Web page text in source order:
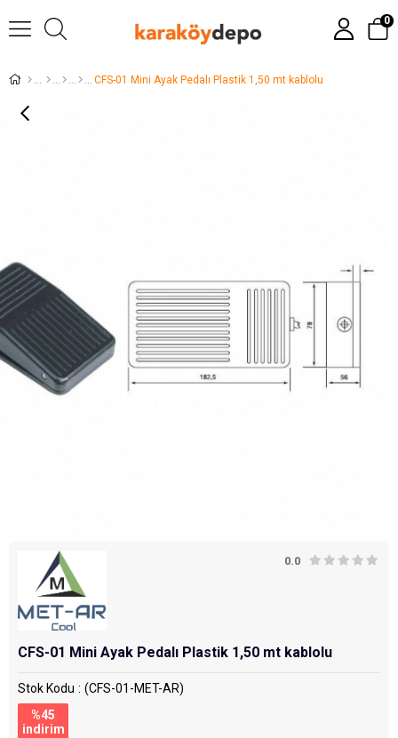
0
CFS-01 Mini Ayak Pedalı Plastik 1,50 mt kablolu
0.0
CFS-01 Mini Ayak Pedalı Plastik 1,50 mt kablolu
Stok Kodu
(CFS-01-MET-AR)
%45
i̇ndirim